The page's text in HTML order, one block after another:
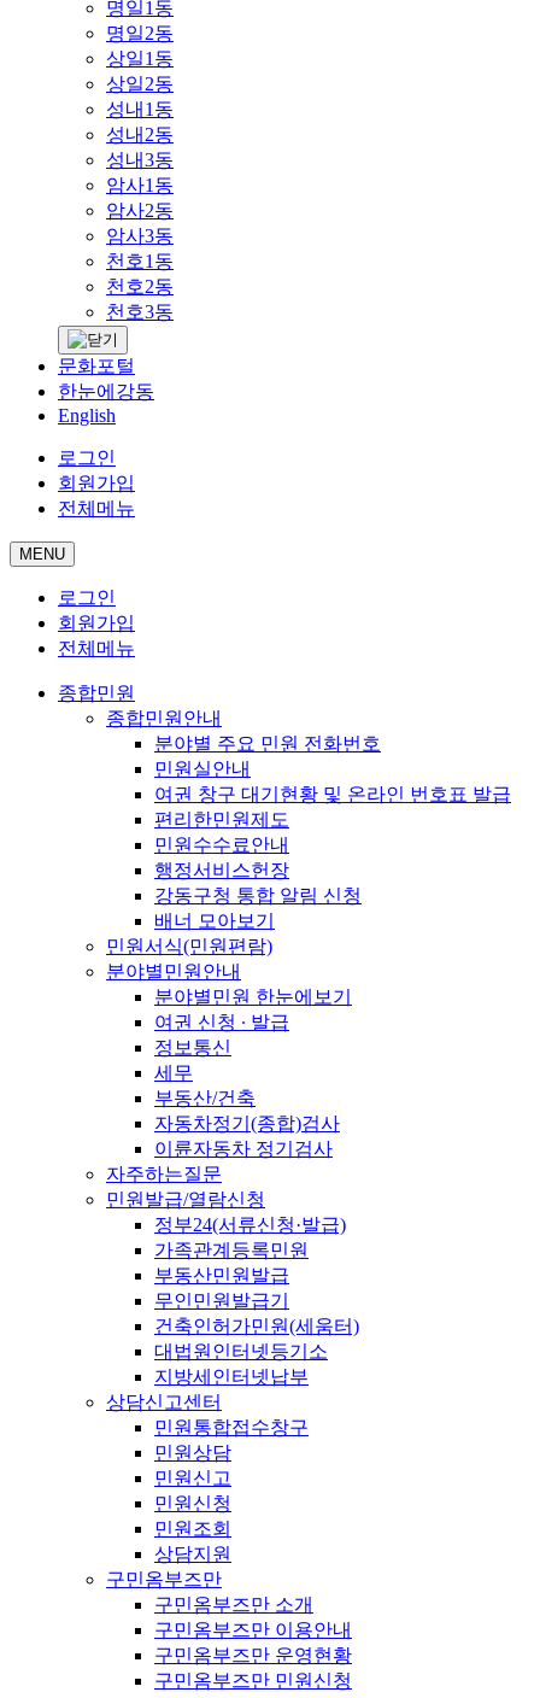
명일1동
명일2동
상일1동
상일2동
성내1동
성내2동
성내3동
암사1동
암사2동
암사3동
천호1동
천호2동
천호3동
문화포털
한눈에강동
English
로그인
회원가입
전체메뉴
MENU
로그인
회원가입
전체메뉴
종합민원
종합민원안내
분야별 주요 민원 전화번호
민원실안내
여권 창구 대기현황 및 온라인 번호표 발급
편리한민원제도
민원수수료안내
행정서비스헌장
강동구청 통합 알림 신청
배너 모아보기
민원서식(민원편람)
분야별민원안내
분야별민원 한눈에보기
여권 신청 ∙ 발급
정보통신
세무
부동산/건축
자동차정기(종합)검사
이륜자동차 정기검사
자주하는질문
민원발급/열람신청
정부24(서류신청·발급)
가족관계등록민원
부동산민원발급
무인민원발급기
건축인허가민원(세움터)
대법원인터넷등기소
지방세인터넷납부
상담신고센터
민원통합접수창구
민원상담
민원신고
민원신청
민원조회
상담지원
구민옴부즈만
구민옴부즈만 소개
구민옴부즈만 이용안내
구민옴부즈만 운영현황
구민옴부즈만 민원신청